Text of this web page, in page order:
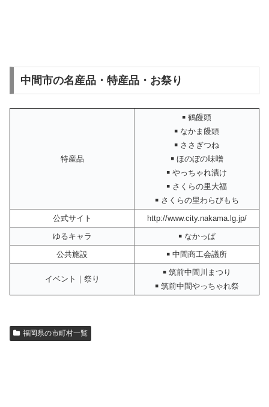
中間市の名産品・特産品・お祭り
特産品
￭ 鶴饅頭
￭ なかま饅頭
￭ ささぎつね
￭ ほのぼの味噌
￭ やっちゃれ漬け
￭ さくらの里大福
￭ さくらの里わらびもち
公式サイト
http://www.city.nakama.lg.jp/
ゆるキャラ
￭ なかっぱ
公共施設
￭ 中間商工会議所
イベント｜祭り
￭ 筑前中間川まつり
￭ 筑前中間やっちゃれ祭
福岡県の市町村一覧